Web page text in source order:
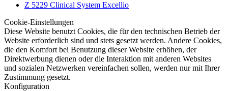
Z 5229 Clinical System Excellio
Cookie-Einstellungen
Diese Website benutzt Cookies, die für den technischen Betrieb der
Website erforderlich sind und stets gesetzt werden. Andere Cookies,
die den Komfort bei Benutzung dieser Website erhöhen, der
Direktwerbung dienen oder die Interaktion mit anderen Websites
und sozialen Netzwerken vereinfachen sollen, werden nur mit Ihrer
Zustimmung gesetzt.
Konfiguration